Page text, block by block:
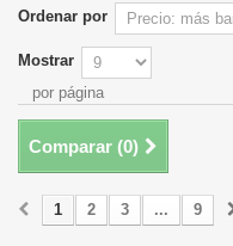
Ordenar por
Mostrar
por página
Comparar (0)
1 2 3 ... 9